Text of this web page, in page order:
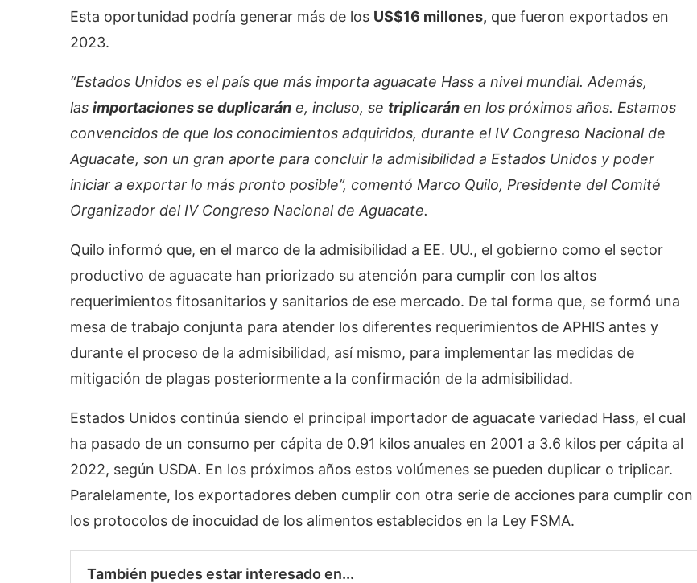
Esta oportunidad podría generar más de los US$16 millones, que fueron exportados en
2023.
“Estados Unidos es el país que más importa aguacate Hass a nivel mundial. Además,
las importaciones se duplicarán e, incluso, se triplicarán en los próximos años. Estamos
convencidos de que los conocimientos adquiridos, durante el IV Congreso Nacional de
Aguacate, son un gran aporte para concluir la admisibilidad a Estados Unidos y poder
iniciar a exportar lo más pronto posible”, comentó Marco Quilo, Presidente del Comité
Organizador del IV Congreso Nacional de Aguacate.
Quilo informó que, en el marco de la admisibilidad a EE. UU., el gobierno como el sector
productivo de aguacate han priorizado su atención para cumplir con los altos
requerimientos fitosanitarios y sanitarios de ese mercado. De tal forma que, se formó una
mesa de trabajo conjunta para atender los diferentes requerimientos de APHIS antes y
durante el proceso de la admisibilidad, así mismo, para implementar las medidas de
mitigación de plagas posteriormente a la confirmación de la admisibilidad.
Estados Unidos continúa siendo el principal importador de aguacate variedad Hass, el cual
ha pasado de un consumo per cápita de 0.91 kilos anuales en 2001 a 3.6 kilos per cápita al
2022, según USDA. En los próximos años estos volúmenes se pueden duplicar o triplicar.
Paralelamente, los exportadores deben cumplir con otra serie de acciones para cumplir con
los protocolos de inocuidad de los alimentos establecidos en la Ley FSMA.
También puedes estar interesado en...